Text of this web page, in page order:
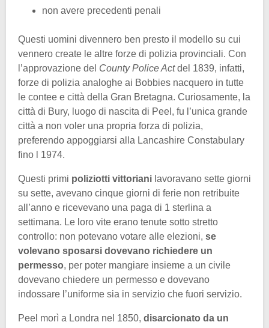
non avere precedenti penali
Questi uomini divennero ben presto il modello su cui
vennero create le altre forze di polizia provinciali. Con
l’approvazione del County Police Actdel 1839, infatti,
forze di polizia analoghe ai Bobbies nacquero in tutte
le contee e città della Gran Bretagna. Curiosamente, la
città di Bury, luogo di nascita di Peel, fu l’unica grande
città a non voler una propria forza di polizia,
preferendo appoggiarsi alla Lancashire Constabulary
fino l 1974.
Questi primi poliziotti vittoriani lavoravano sette giorni
su sette, avevano cinque giorni di ferie non retribuite
all’anno e ricevevano una paga di 1 sterlina a
settimana. Le loro vite erano tenute sotto stretto
controllo: non potevano votare alle elezioni, se
volevano sposarsi dovevano richiedere un
permesso, per poter mangiare insieme a un civile
dovevano chiedere un permesso e dovevano
indossare l’uniforme sia in servizio che fuori servizio.
Peel morì a Londra nel 1850, disarcionato da un